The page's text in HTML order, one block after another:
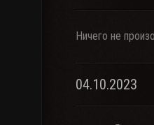
Ничего не
04.10.2023